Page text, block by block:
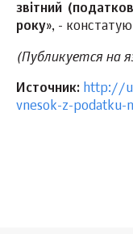
звітний
року», -
(Публикуется на
Источник: http://
vnesok-z-podatku-